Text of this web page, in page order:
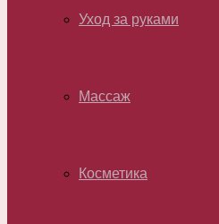
Уход за руками
Массаж
Косметика